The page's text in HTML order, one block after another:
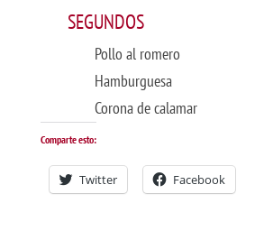
SEGUNDOS
Pollo al romero
Hamburguesa
Corona de calamar
Comparte esto:
Twitter Facebook